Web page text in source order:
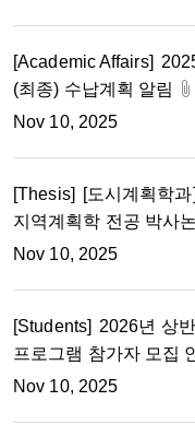
[Academic Affairs]
(최종) 수납계획 알림
Nov 10, 2025
[Thesis]
[도시계획학
지역계획학 전공 박사
Nov 10, 2025
[Students] 2026년 상
프로그램 참가자 모집
Nov 10, 2025